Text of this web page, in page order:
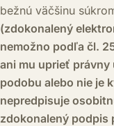
bežnú väčšinu
(zdokonalený
nemožno podľa čl.
ani mu uprieť právny
podobu alebo nie je
nepredpisuje
zdokonalený podpis